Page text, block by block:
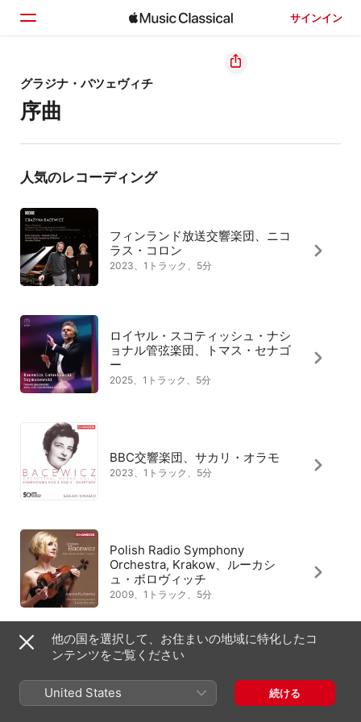
サインイン
ホーム
見つける
検索
グラジナ・バツェヴィチ
序曲
人気のレコーディング
フィンランド放送交響楽団、ニコ
ラス・コロン
2023、1トラック、5分
ロイヤル・スコティッシュ・ナシ
ョナル管弦楽団、トマス・セナゴ
ー
2025、1トラック、5分
BBC交響楽団、サカリ・オラモ
2023、1トラック、5分
Polish Radio Symphony
Orchestra, Krakow、ルーカシ
ュ・ボロヴィッチ
2009、1トラック、5分
WDR Symphony Orchestra
ッチ
他の国を選択して、お住まいの地域に特化したコ
ンテンツをご覧ください
United States 続ける